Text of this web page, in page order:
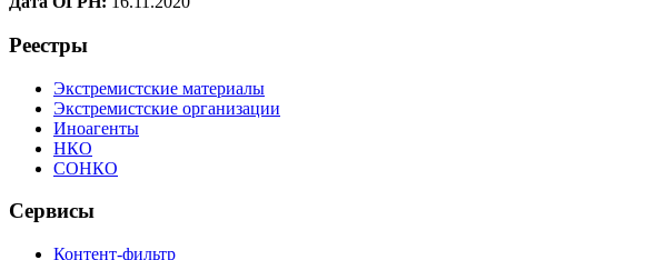
Реестры
Экстремистские материалы
Экстремистские организации
Иноагенты
НКО
СОНКО
Сервисы
Контент-фильтр